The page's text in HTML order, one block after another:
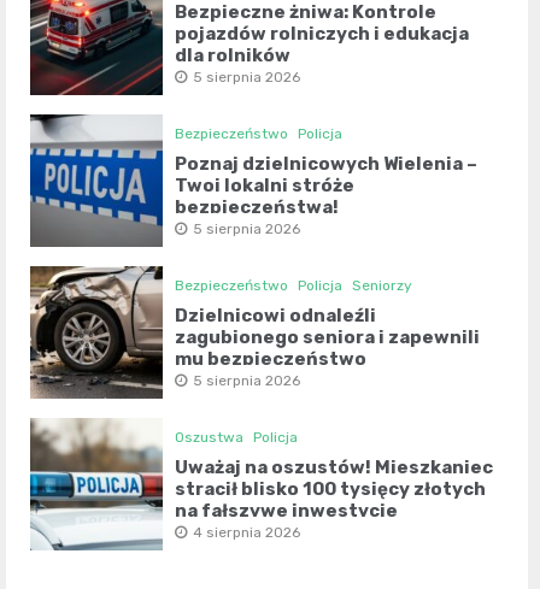
Bezpieczne żniwa: Kontrole
pojazdów rolniczych i edukacja
dla rolników
5 sierpnia 2026
Bezpieczeństwo Policja
Poznaj dzielnicowych Wielenia –
Twoi lokalni stróże
bezpieczeństwa!
5 sierpnia 2026
Bezpieczeństwo Policja Seniorzy
Dzielnicowi odnaleźli
zagubionego seniora i zapewnili
mu bezpieczeństwo
5 sierpnia 2026
Oszustwa Policja
Uważaj na oszustów! Mieszkaniec
stracił blisko 100 tysięcy złotych
na fałszywe inwestycje
4 sierpnia 2026